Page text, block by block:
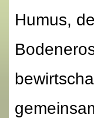
Humus,